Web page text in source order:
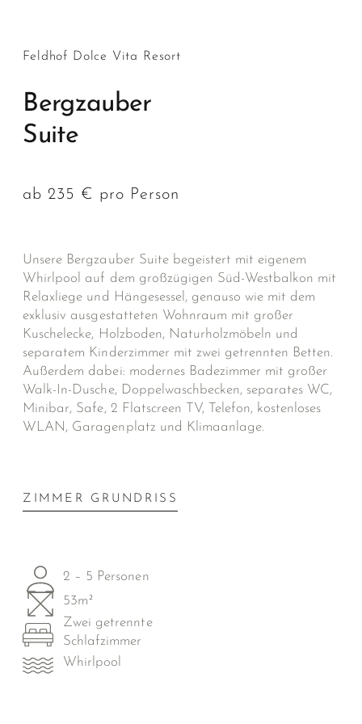
Feldhof Dolce Vita Resort
Bergzauber
Suite
ab 235 € pro Person
Unsere Bergzauber Suite begeistert mit eigenem
Whirlpool auf dem großzügigen Süd-Westbalkon mit
Relaxliege und Hängesessel, genauso wie mit dem
exklusiv ausgestatteten Wohnraum mit großer
Kuschelecke, Holzboden, Naturholzmöbeln und
separatem Kinderzimmer mit zwei getrennten Betten.
Außerdem dabei: modernes Badezimmer mit großer
Walk-In-Dusche, Doppelwaschbecken, separates WC,
Minibar, Safe, 2 Flatscreen TV, Telefon, kostenloses
WLAN, Garagenplatz und Klimaanlage.
ZIMMER GRUNDRISS
2 – 5 Personen
53m²
Zwei getrennte
Schlafzimmer
Whirlpool